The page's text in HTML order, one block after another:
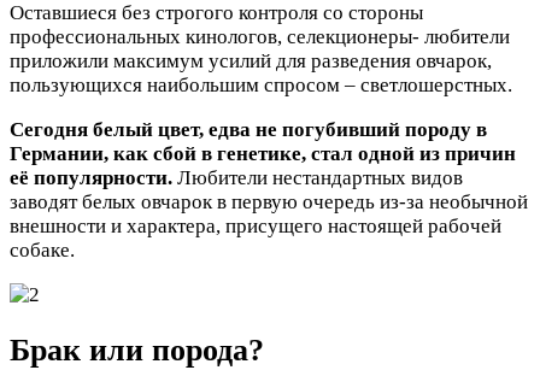
Оставшиеся без строгого контроля со стороны
профессиональных кинологов, селекционеры- любители
приложили максимум усилий для разведения овчарок,
пользующихся наибольшим спросом – светлошерстных.
Сегодня белый цвет, едва не погубивший породу в
Германии, как сбой в генетике, стал одной из причин
её популярности. Любители нестандартных видов
заводят белых овчарок в первую очередь из-за необычной
внешности и характера, присущего настоящей рабочей
собаке.
Брак или порода?